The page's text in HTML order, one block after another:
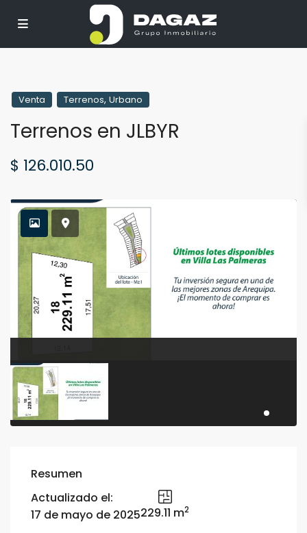
Venta Terrenos,Urbano
Terrenos en JLBYR
$ 126.010.50
Resumen
Actualizado el:
17 de mayo de 2025229.11 m2